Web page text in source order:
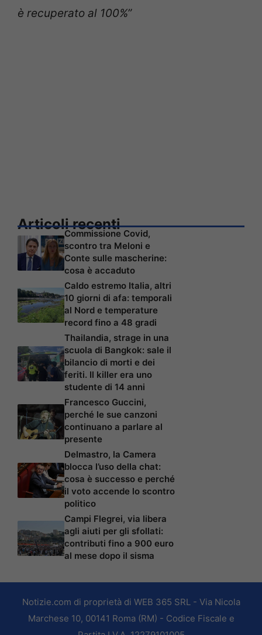
è recuperato al 100%”
Articoli recenti
Commissione Covid,
scontro tra Meloni e
Conte sulle mascherine:
cosa è accaduto
Caldo estremo Italia, altri
10 giorni di afa: temporali
al Nord e temperature
record fino a 48 gradi
Thailandia, strage in una
scuola di Bangkok: sale il
bilancio di morti e dei
feriti. Il killer era uno
studente di 14 anni
Francesco Guccini,
perché le sue canzoni
continuano a parlare al
presente
Delmastro, la Camera
blocca l’uso della chat:
cosa è successo e perché
il voto accende lo scontro
politico
Campi Flegrei, via libera
agli aiuti per gli sfollati:
contributi fino a 900 euro
al mese dopo il sisma
Notizie.com di proprietà di WEB 365 SRL - Via Nicola
Marchese 10, 00141 Roma (RM) - Codice Fiscale e